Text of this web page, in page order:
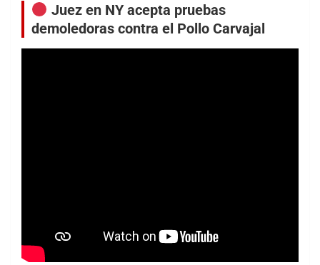
Juez en NY acepta pruebas
demoledoras contra el Pollo Carvajal